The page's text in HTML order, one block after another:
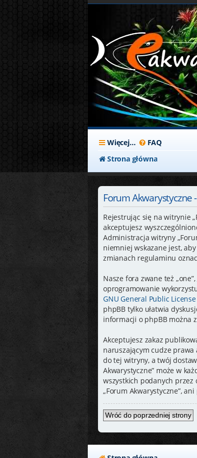
Więcej… FAQ
Strona główna
Forum Akwarystyczne
Rejestrując się na witrynie
akceptujesz
Administracja witryny
niemniej wskazane jest,
zmianach regulaminu
Nasze fora zwane też
oprogramowanie
GNU General Public
phpBB tylko ułatwia
informacji o phpBB można
Akceptujesz zakaz
naruszającym cudze
do tej witryny, a twój
Akwarystyczne” może w
wszystkich podanych
„Forum Akwarystyczne”,
Wróć do poprzedniej strony